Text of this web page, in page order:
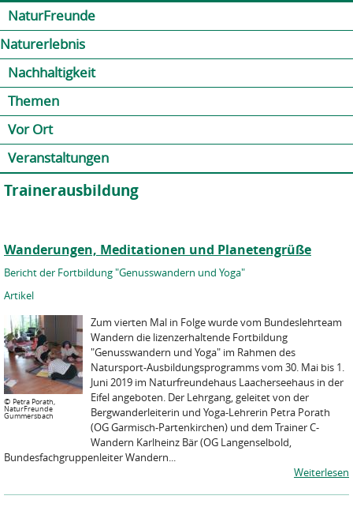
NaturFreunde
Naturerlebnis
Nachhaltigkeit
Themen
Vor Ort
Veranstaltungen
Trainerausbildung
Wanderungen, Meditationen und Planetengrüße
Bericht der Fortbildung "Genusswandern und Yoga"
Artikel
© Petra Porath,
NaturFreunde
Gummersbach
Zum vierten Mal in Folge wurde vom Bundeslehrteam
Wandern die lizenzerhaltende Fortbildung
"Genusswandern und Yoga" im Rahmen des
Natursport-Ausbildungsprogramms vom 30. Mai bis 1.
Juni 2019 im Naturfreundehaus Laacherseehaus in der
Eifel angeboten. Der Lehrgang, geleitet von der
Bergwanderleiterin und Yoga-Lehrerin Petra Porath
(OG Garmisch-Partenkirchen) und dem Trainer C-
Wandern Karlheinz Bär (OG Langenselbold,
Bundesfachgruppenleiter Wandern...
Weiterlesen